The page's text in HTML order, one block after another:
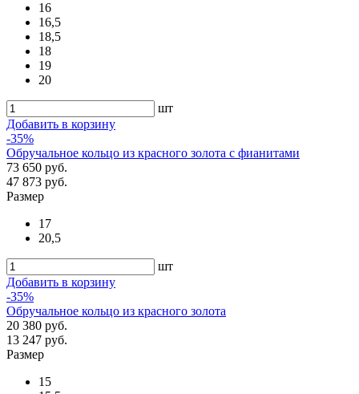
16
16,5
18,5
18
19
20
шт
Добавить в корзину
-35%
Обручальное кольцо из красного золота с фианитами
73 650 руб.
47 873 руб.
Размер
17
20,5
шт
Добавить в корзину
-35%
Обручальное кольцо из красного золота
20 380 руб.
13 247 руб.
Размер
15